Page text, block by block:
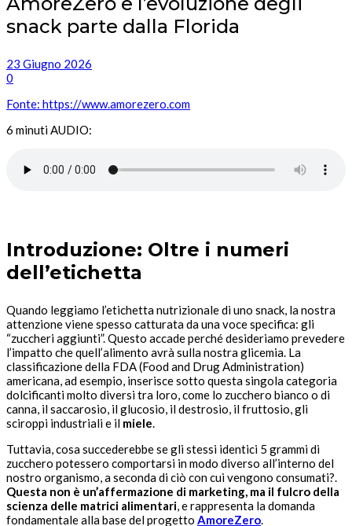
snack parte dalla Florida
23 Giugno 2026
0
Fonte: https://www.amorezero.com
6 minuti AUDIO:
Introduzione: Oltre i numeri
dell’etichetta
Quando leggiamo l’etichetta nutrizionale di uno snack, la nostra
attenzione viene spesso catturata da una voce specifica: gli
“zuccheri aggiunti”. Questo accade perché desideriamo prevedere
l’impatto che quell’alimento avrà sulla nostra glicemia. La
classificazione della FDA (Food and Drug Administration)
americana, ad esempio, inserisce sotto questa singola categoria
dolcificanti molto diversi tra loro, come lo zucchero bianco o di
canna, il saccarosio, il glucosio, il destrosio, il fruttosio, gli
sciroppi industriali e il miele.
Tuttavia, cosa succederebbe se gli stessi identici 5 grammi di
zucchero potessero comportarsi in modo diverso all’interno del
nostro organismo, a seconda di ciò con cui vengono consumati?.
Questa non è un’affermazione di marketing, ma il fulcro della
scienza delle matrici alimentari, e rappresenta la domanda
fondamentale alla base del progetto AmoreZero.